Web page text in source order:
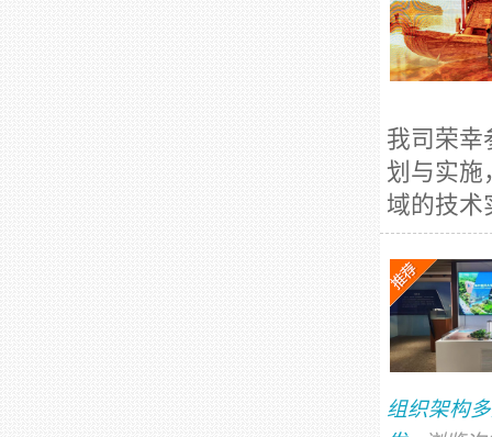
我司荣幸
划与实施
域的技术
组织架构